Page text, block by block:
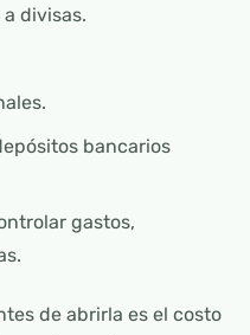
divisas.
bancarios
gastos,
de abrirla es el costo